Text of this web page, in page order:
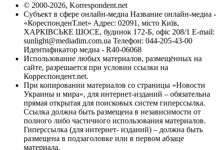
© 2000-2026, Korrespondent.net
Субъект в сфере онлайн-медиа Название онлайн-медиа -
«КореспонденТ.net» Адрес: 02091, місто Київ,
ХАРКІВСЬКЕ ШОСЕ, будинок 172-Б, офіс 208/1 E-mail:
sunlight@mediadim.com.ua Телефон: 044-205-43-00
Идентификатор медиа - R40-06068
Использование любых материалов, размещённых на
сайте, разрешается при условии ссылки на
Корреспондент.net.
При копировании материалов со страницы «Новости
Украины и мира», для интернет-изданий – обязательна
прямая открытая для поисковых систем гиперссылка.
Ссылка должна быть размещена в независимости от
полного либо частичного использования материалов.
Гиперссылка (для интернет- изданий) – должна быть
размещена в подзаголовке или в первом абзаце
материала.